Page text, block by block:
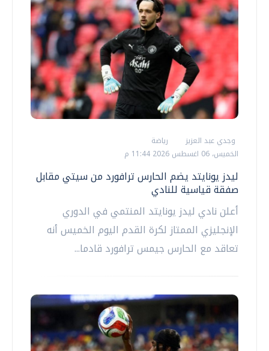
وجدي عبد العزيز
رياضة
الخميس، 06 اغسطس 2026 11:44 م
ليدز يونايتد يضم الحارس ترافورد من سيتي مقابل
صفقة قياسية للنادي
أعلن نادي ليدز يونايتد المنتمي في الدوري
الإنجليزي الممتاز لكرة القدم اليوم الخميس أنه
تعاقد مع الحارس جيمس ترافورد قادما...